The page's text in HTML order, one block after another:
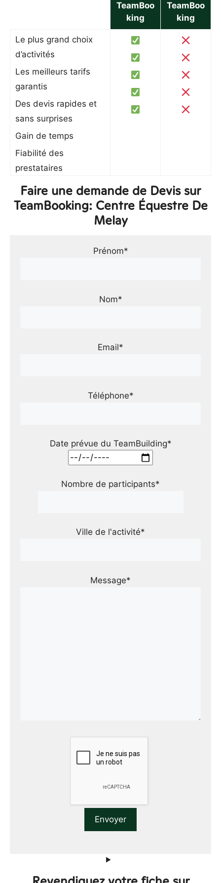
TeamBoo
king
TeamBoo
king
Le plus grand choix
d’activités
Les meilleurs tarifs
garantis
Des devis rapides et
sans surprises
Gain de temps
Fiabilité des
prestataires
Faire une demande de Devis sur
TeamBooking: Centre Équestre De
Melay
Prénom*
Nom*
Email*
Téléphone*
Date prévue du TeamBuilding*
Nombre de participants*
Ville de l'activité*
Message*